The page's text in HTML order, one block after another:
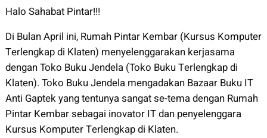
Halo Sahabat Pintar!!!
Di Bulan April ini, Rumah Pintar Kembar (Kursus Komputer
Terlengkap di Klaten) menyelenggarakan kerjasama
dengan Toko Buku Jendela (Toko Buku Terlengkap di
Klaten). Toko Buku Jendela mengadakan Bazaar Buku IT
Anti Gaptek yang tentunya sangat se-tema dengan Rumah
Pintar Kembar sebagai inovator IT dan penyelenggara
Kursus Komputer Terlengkap di Klaten.